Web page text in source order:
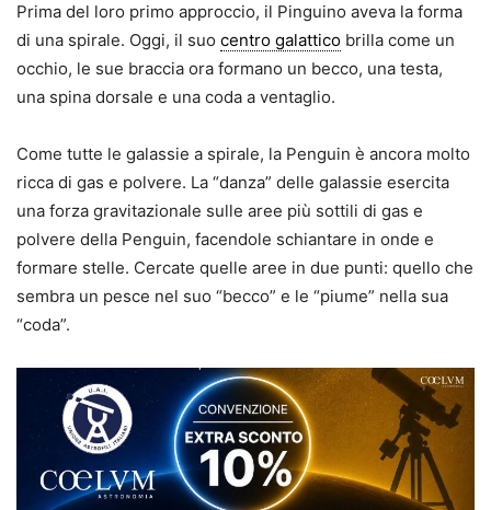
Prima del loro primo approccio, il Pinguino aveva la forma
di una spirale. Oggi, il suo centro galattico brilla come un
occhio, le sue braccia ora formano un becco, una testa,
una spina dorsale e una coda a ventaglio.
Come tutte le galassie a spirale, la Penguin è ancora molto
ricca di gas e polvere. La “danza” delle galassie esercita
una forza gravitazionale sulle aree più sottili di gas e
polvere della Penguin, facendole schiantare in onde e
formare stelle. Cercate quelle aree in due punti: quello che
sembra un pesce nel suo “becco” e le “piume” nella sua
“coda”.